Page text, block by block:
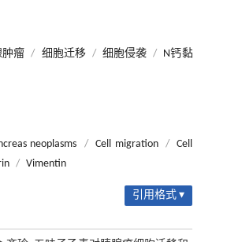
瘤 / 细胞迁移 / 细胞侵袭 / N钙黏
neoplasms / Cell migration /
Cell
/ Vimentin
引用格式 ▾